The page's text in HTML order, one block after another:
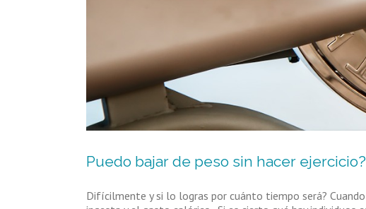
Puedo bajar de peso sin hacer
Difícilmente y si lo logras por cuánto tiempo será?